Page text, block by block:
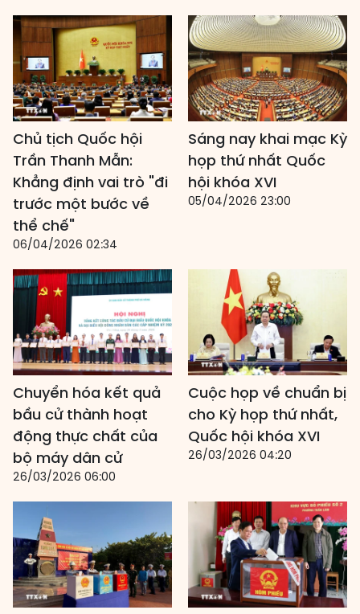
Chủ tịch Quốc hội
Trần Thanh Mẫn:
Khẳng định vai trò "đi
trước một bước về
thể chế"
06/04/2026 02:34
Sáng nay khai mạc Kỳ
họp thứ nhất Quốc
hội khóa XVI
05/04/2026 23:00
Chuyển hóa kết quả
bầu cử thành hoạt
động thực chất của
bộ máy dân cử
26/03/2026 06:00
Cuộc họp về chuẩn bị
cho Kỳ họp thứ nhất,
Quốc hội khóa XVI
26/03/2026 04:20